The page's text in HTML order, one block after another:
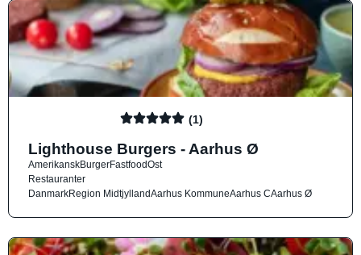
(1)
Lighthouse Burgers - Aarhus Ø
AmerikanskBurgerFastfoodOst
Restauranter
DanmarkRegion MidtjyllandAarhus KommuneAarhus CAarhus Ø